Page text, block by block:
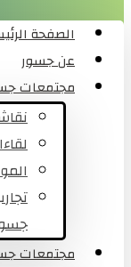
الصفحة
عن جسور
مجتمعات
مجتمعات